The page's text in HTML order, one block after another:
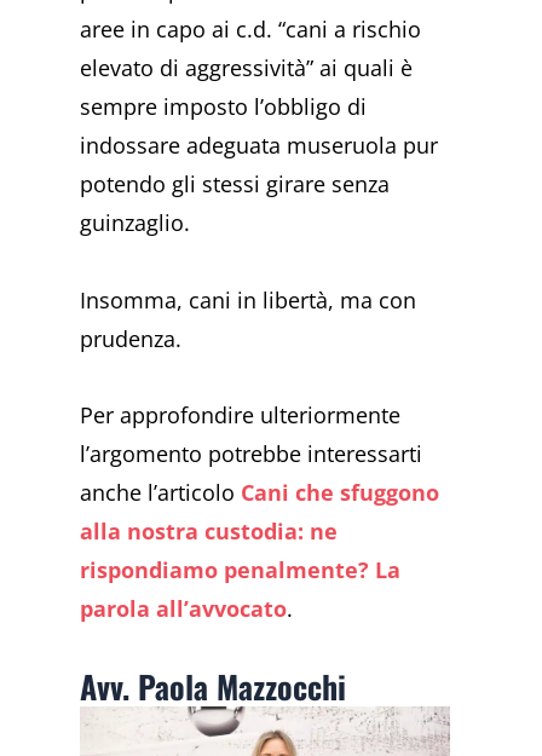
aree in capo ai c.d. “cani a rischio
elevato di aggressività” ai quali è
sempre imposto l’obbligo di
indossare adeguata museruola pur
potendo gli stessi girare senza
guinzaglio.
Insomma, cani in libertà, ma con
prudenza.
Per approfondire ulteriormente
l’argomento potrebbe interessarti
anche l’articolo Cani che sfuggono
alla nostra custodia: ne
rispondiamo penalmente? La
parola all’avvocato.
Avv. Paola Mazzocchi